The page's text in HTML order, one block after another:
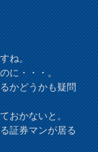
ね。
に・・・。
かどうかも疑問
おかないと。
証券マンが居る